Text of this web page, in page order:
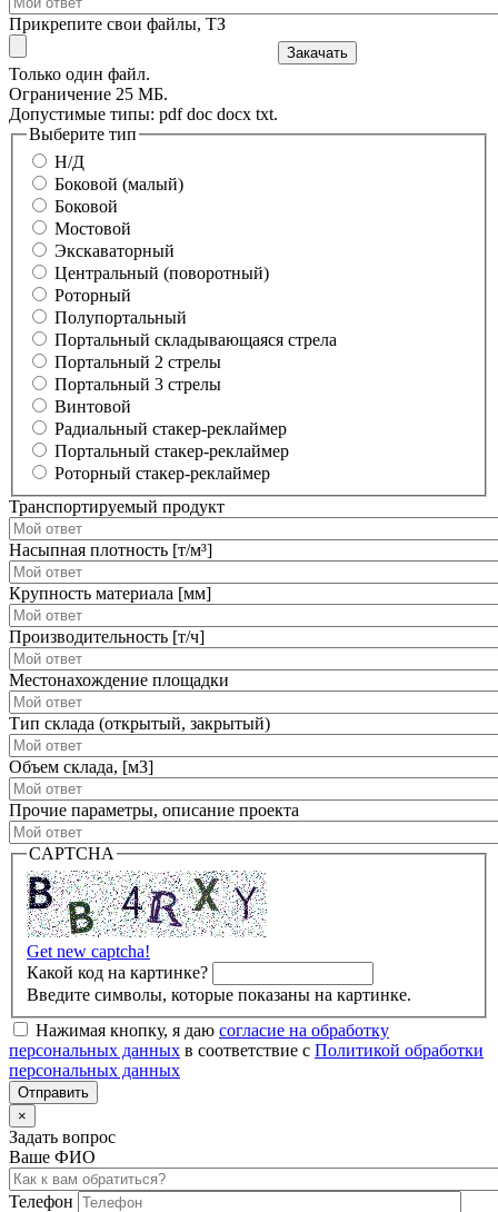
Прикрепите свои файлы, ТЗ
Только один файл.
Ограничение 25 МБ.
Допустимые типы: pdf doc docx txt.
Выберите тип
Н/Д
Боковой (малый)
Боковой
Мостовой
Экскаваторный
Центральный (поворотный)
Роторный
Полупортальный
Портальный складывающаяся стрела
Портальный 2 стрелы
Портальный 3 стрелы
Винтовой
Радиальный стакер-реклаймер
Портальный стакер-реклаймер
Роторный стакер-реклаймер
Транспортируемый продукт
Насыпная плотность [т/м³]
Крупность материала [мм]
Производительность [т/ч]
Местонахождение площадки
Тип склада (открытый, закрытый)
Объем склада, [м3]
Прочие параметры, описание проекта
CAPTCHA
Get new captcha!
Какой код на картинке?
Введите символы, которые показаны на картинке.
Нажимая кнопку, я даю согласие на обработку
персональных данных в соответствие с Политикой обработки
персональных данных
×
Задать вопрос
Ваше ФИО
Телефон